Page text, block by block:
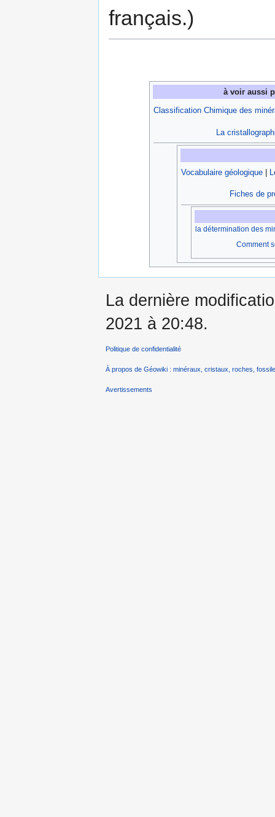
français.)
à voir aussi
Classification Chimique des
La
Vocabulaire géologique|
Fiches de
la détermination des
Comment
La dernière
2021 à 20:48.
Politique de confidentialité
À propos de Géowiki : minéraux, cristaux, roches,
Avertissements